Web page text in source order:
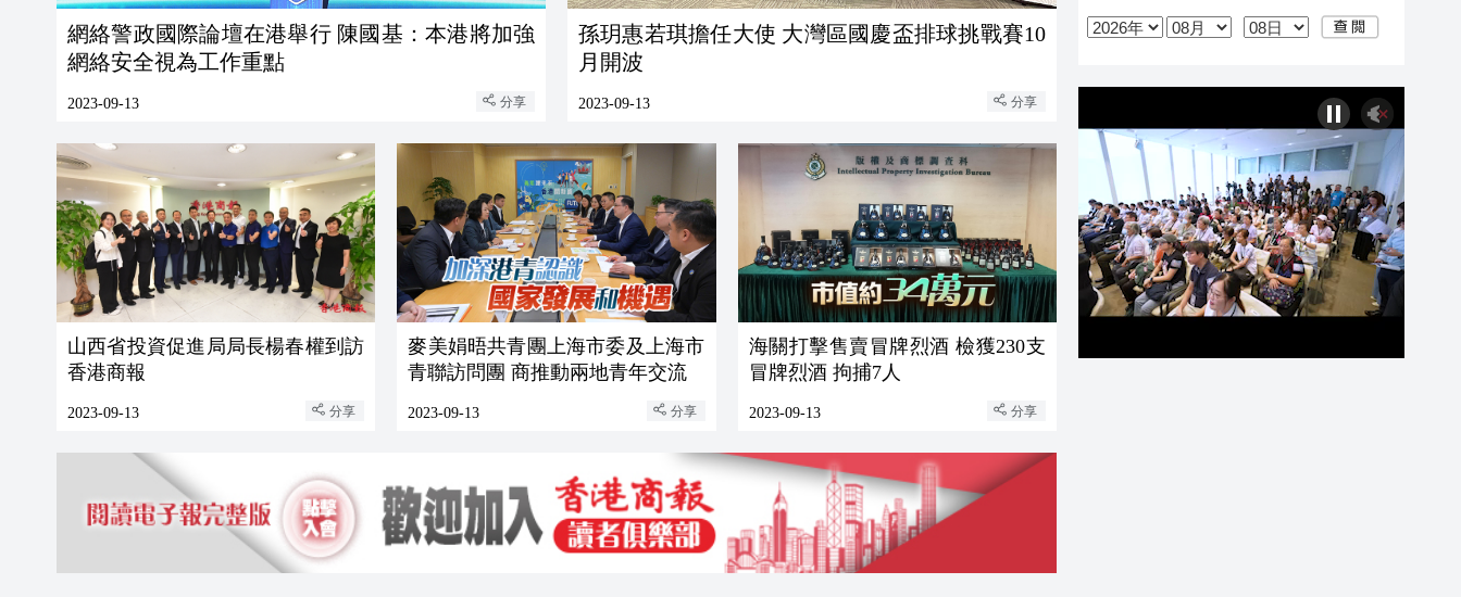
網絡警政國際論壇在港舉行 陳國基：本港將加強
網絡安全視為工作重點
2023-09-13 分享
孫玥惠若琪擔任大使 大灣區國慶盃排球挑戰賽10
月開波
2023-09-13 分享
山西省投資促進局局長楊春權到訪
香港商報
2023-09-13 分享
麥美娟晤共青團上海市委及上海市
青聯訪問團 商推動兩地青年交流
2023-09-13 分享
海關打擊售賣冒牌烈酒 檢獲230支
冒牌烈酒 拘捕7人
2023-09-13 分享